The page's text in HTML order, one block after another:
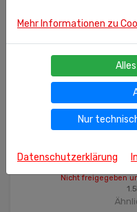
Nicht freigegeben
1.5l
Mehr Informationen zu
Nur
Datenschutzerklärung